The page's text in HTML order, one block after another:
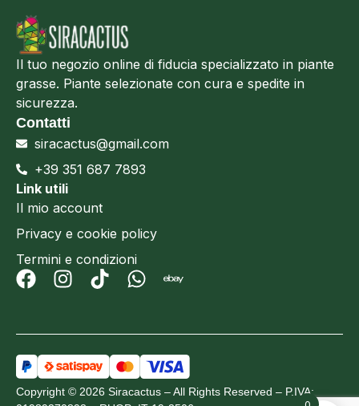
Il tuo negozio online di fiducia specializzato in piante
grasse. Piante selezionate con cura e spedite in
sicurezza.
Contatti
siracactus@gmail.com
+39 351 687 7893
Link utili
Il mio account
Privacy e cookie policy
Termini e condizioni
Copyright © 2026 Siracactus – All Rights Reserved – P.IVA: